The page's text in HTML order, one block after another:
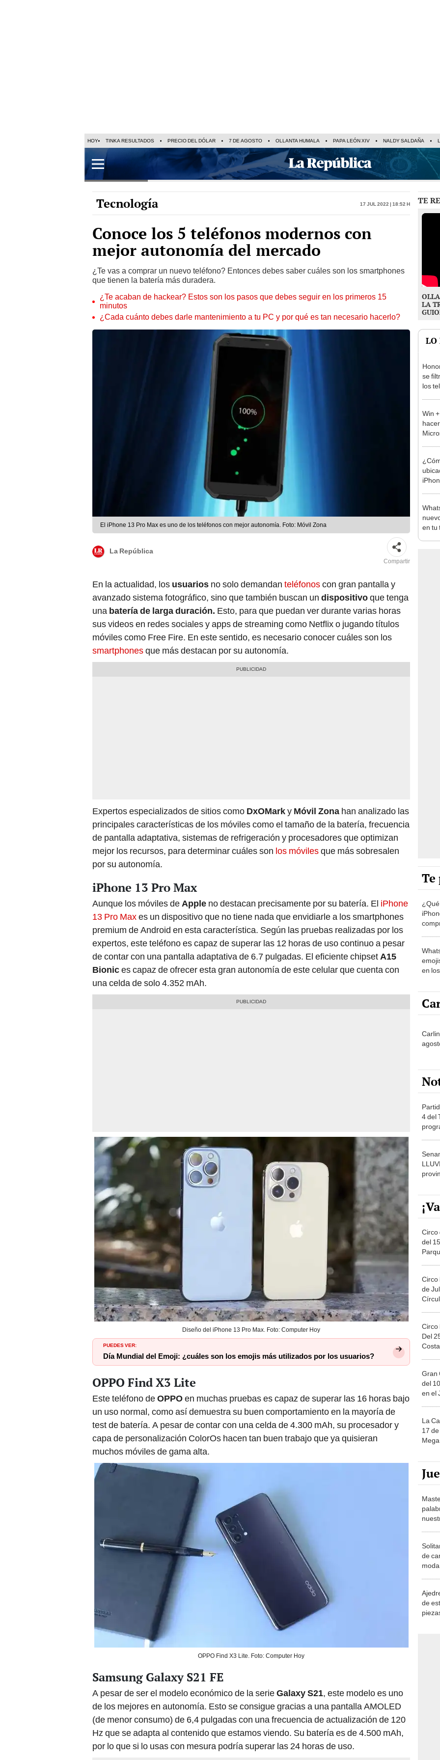
Tecnología 17 Jul 2022 | 18:52 h
Conoce los 5 teléfonos modernos con
mejor autonomía del mercado
¿Te vas a comprar un nuevo teléfono? Entonces debes saber cuáles son los smartphones
que tienen la batería más duradera.
¿Te acaban de hackear? Estos son los pasos que debes seguir en los primeros 15
minutos
¿Cada cuánto debes darle mantenimiento a tu PC y por qué es tan necesario hacerlo?
El iPhone 13 Pro Max es uno de los teléfonos con mejor autonomía. Foto: Móvil Zona
Compartir
avanzado sistema fotográfico, sino que también buscan undispositivoque tenga
unabatería de larga duración.Esto, para que puedan ver durante varias horas
sus videos en redes sociales y apps de streaming como Netflix o jugando títulos
móviles como Free Fire. En este sentido, es necesario conocer cuáles son los
smartphonesque más destacan por su autonomía.
principales características de los móviles como el tamaño de la batería, frecuencia
de pantalla adaptativa, sistemas de refrigeración y procesadores que optimizan
mejor los recursos, para determinar cuáles sonlos móvilesque más sobresalen
por su autonomía.
Aunque los móviles deApple
13 Pro Max es un dispositivo que no tiene nada que envidiarle a los smartphones
premium de Android en esta característica. Según las pruebas realizadas por los
expertos, este teléfono es capaz de superar las 12 horas de uso continuo a pesar
de contar con una pantalla adaptativa de 6.7 pulgadas. El eficiente chipsetA15
Bionices capaz de ofrecer esta gran autonomía de este celular que cuenta con
una celda de solo 4.352 mAh.
Diseño del iPhone 13 Pro Max. Foto: Computer Hoy
Día Mundial del Emoji: ¿cuáles son los emojis más utilizados por los usuarios?
Este teléfono de OPPOen muchas pruebas es capaz de superar las 16 horas bajo
un uso normal, como así demuestra su buen comportamiento en la mayoría de
test de batería. A pesar de contar con una celda de 4.300 mAh, su procesador y
capa de personalización ColorOs hacen tan buen trabajo que ya quisieran
muchos móviles de gama alta.
A pesar de ser el modelo económico de la serie
de los mejores en autonomía. Esto se consigue gracias a una pantalla AMOLED
(de menor consumo) de 6,4 pulgadas con una frecuencia de actualización de 120
Hz que se adapta al contenido que estamos viendo. Su batería es de 4.500 mAh,
por lo que si lo usas con mesura podría superar las 24 horas de uso.
TE
LA
LO
se
los
Win
en tu
Te
en
4 del
Circo
del
Circo
de
Circo
Del
Gran
del
en el
La
17
de
de